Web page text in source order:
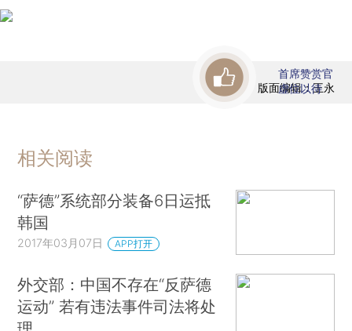
版面编辑：王永
首席赞赏官
虚位以待
相关阅读
“萨德”系统部分装备6日运抵
韩国
2017年03月07日 APP打开
外交部：中国不存在“反萨德
运动” 若有违法事件司法将处